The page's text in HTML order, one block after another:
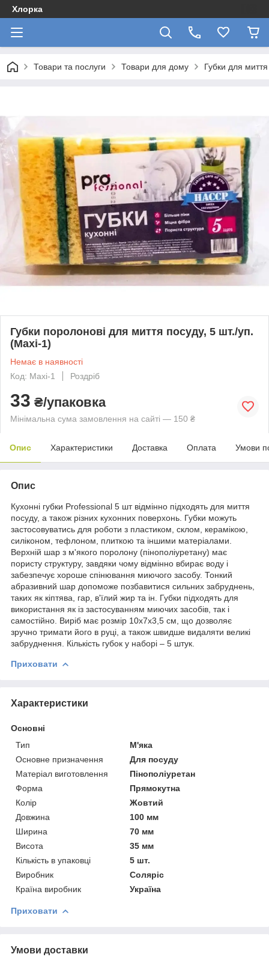
Хлорка
Товари та послуги Товари для дому Губки для
Губки поролонові для миття посуду, 5 шт./уп.
(Maxi-1)
Немає в наявності
Код: Maxi-1
Роздріб
33 ₴/упаковка
Мінімальна сума замовлення на сайті — 150 ₴
Опис Характеристики Доставка Оплата Умови
Опис
Кухонні губки Professional 5 шт відмінно підходять для миття
посуду, а також різних кухонних поверхонь. Губки можуть
застосовуватись для роботи з пластиком, склом, керамікою,
силіконом, тефлоном, плиткою та іншими матеріалами.
Верхній шар з м'якого поролону (пінополіуретану) має
пористу структуру, завдяки чому відмінно вбирає воду і
забезпечує хороше спінювання миючого засобу. Тонкий
абразивний шар допоможе позбавитися сильних забруднень,
таких як кіптява, гар, в'їлий жир та ін. Губки підходять для
використання як із застосуванням миючих засобів, так і
самостійно. Виріб має розмір 10x7x3,5 см, що дозволяє
зручно тримати його в руці, а також швидше видаляти великі
забруднення. Кількість губок у наборі – 5 штук.
Приховати
Характеристики
Основні
Тип
М'яка
Основне призначення
Для посуду
Матеріал виготовлення
Пінополіуретан
Форма
Прямокутна
Колір
Жовтий
Довжина
100 мм
Ширина
70 мм
Висота
35 мм
Кількість в упаковці
5 шт.
Виробник
Соляріс
Країна виробник
Україна
Приховати
Умови доставки